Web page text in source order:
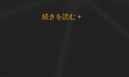
省にあり、主に 銀ナノ粒子
続きを読む +